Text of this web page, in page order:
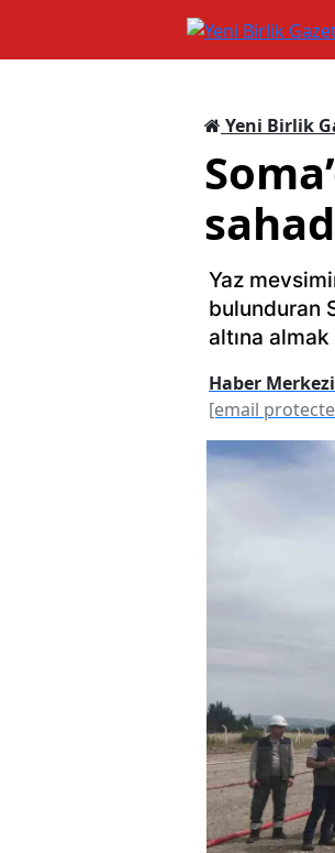
Yeni Birlik
Yaz
bulunduran
altına
Haber Merkezi
[email